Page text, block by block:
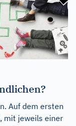
Auf dem ersten
mit jeweils einer